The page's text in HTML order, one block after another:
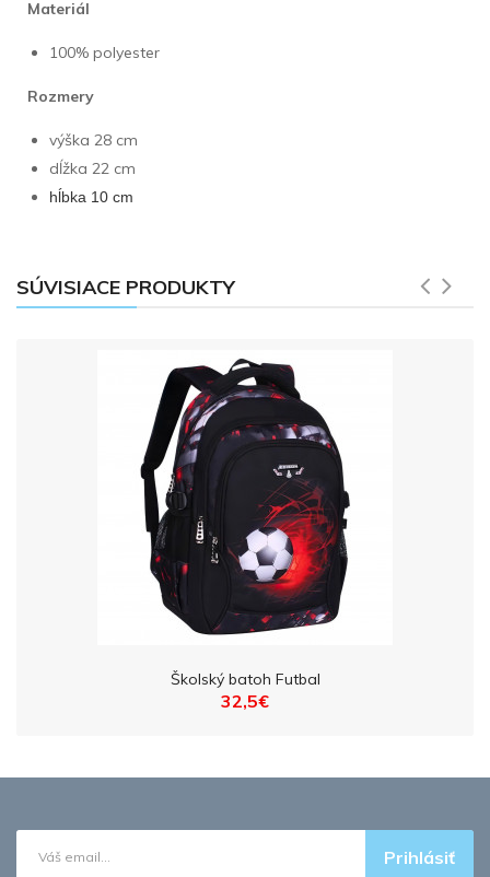
Materiál
100% polyester
Rozmery
výška 28 cm
dĺžka 22 cm
hĺbka 10 cm
SÚVISIACE PRODUKTY
Školský batoh Futbal
32,5€
Prihlásiť